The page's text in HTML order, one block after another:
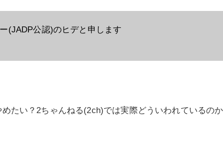
(JADP公認)のヒデと申します
たい？2ちゃんねる(2ch)では実際どういわれているのか